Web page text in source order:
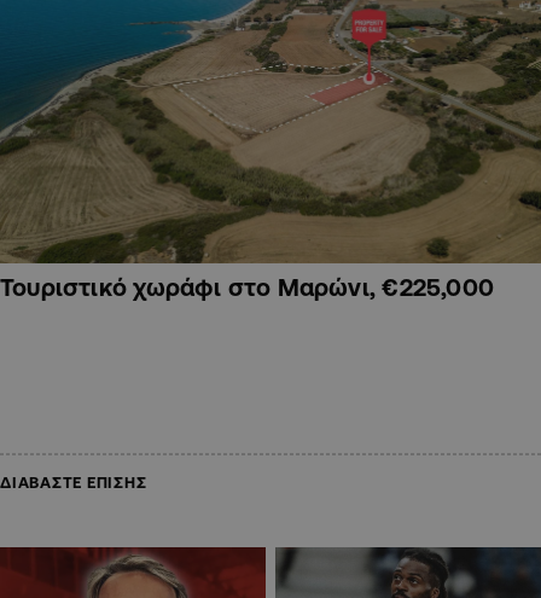
Τουριστικό χωράφι στο Μαρώνι, €225,000
ΔΙΑΒΑΣΤΕ ΕΠΙΣΗΣ